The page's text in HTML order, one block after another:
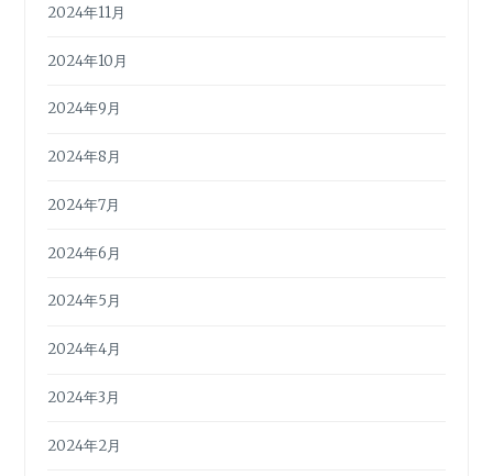
2024年11月
2024年10月
2024年9月
2024年8月
2024年7月
2024年6月
2024年5月
2024年4月
2024年3月
2024年2月